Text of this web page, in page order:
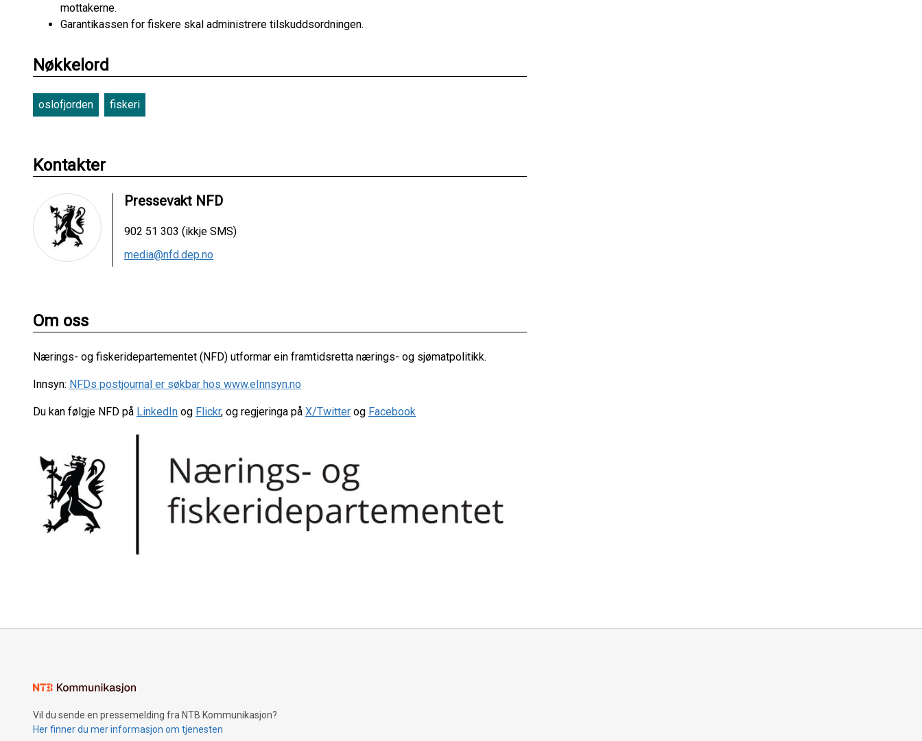
mottakerne.
Garantikassen for fiskere skal administrere tilskuddsordningen.
Nøkkelord
oslofjorden fiskeri
Kontakter
Pressevakt NFD
902 51 303 (ikkje SMS)
media@nfd.dep.no
Om oss
Nærings- og fiskeridepartementet (NFD) utformar ein framtidsretta nærings- og sjømatpolitikk.
Innsyn: NFDs postjournal er søkbar hos www.eInnsyn.no
Du kan følgje NFD på LinkedIn og Flickr, og regjeringa på X/Twitter og Facebook
Vil du sende en pressemelding fra NTB Kommunikasjon?
Her finner du mer informasjon om tjenesten